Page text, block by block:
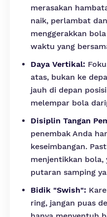
merasakan
naik, perlambat
menggerakkan
waktu yang
Daya Vertikal:
atas, bukan ke
jauh di depan
melempar bola
Disiplin Tangan
penembak Anda
keseimbangan.
menjentikkan bola,
putaran samping
Bidik "Swish":
ring, jangan puas